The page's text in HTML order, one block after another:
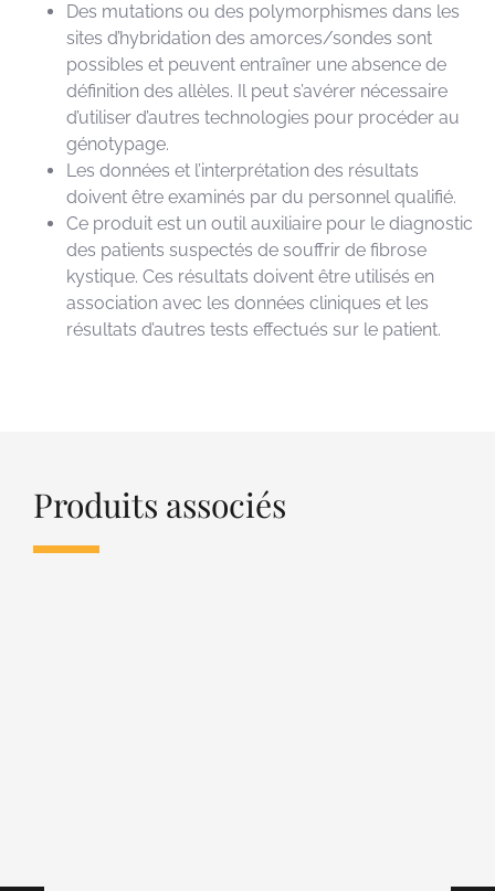
Des mutations ou des polymorphismes dans les
sites d’hybridation des amorces/sondes sont
possibles et peuvent entraîner une absence de
définition des allèles. Il peut s’avérer nécessaire
d’utiliser d’autres technologies pour procéder au
génotypage.
Les données et l’interprétation des résultats
doivent être examinés par du personnel qualifié.
Ce produit est un outil auxiliaire pour le diagnostic
des patients suspectés de souffrir de fibrose
kystique. Ces résultats doivent être utilisés en
association avec les données cliniques et les
résultats d’autres tests effectués sur le patient.
Produits associés